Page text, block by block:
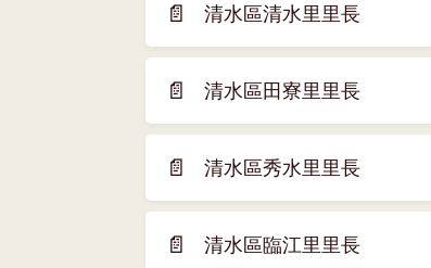
視
窗)
📄 清水區清水里里長
(另
開
新
視
窗)
📄 清水區田寮里里長
(另
開
新
視
窗)
📄 清水區秀水里里長
(另
開
新
視
📄 清水區臨江里里長
(另